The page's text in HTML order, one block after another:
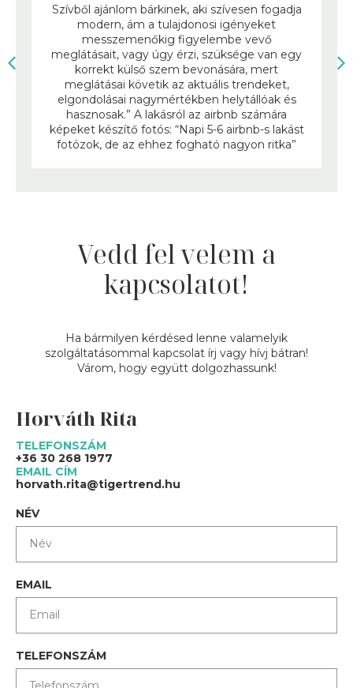
Szívből ajánlom bárkinek, aki szívesen fogadja
modern, ám a tulajdonosi igényeket
messzemenőkig figyelembe vevő
meglátásait, vagy úgy érzi, szüksége van egy
korrekt külső szem bevonására, mert
meglátásai követik az aktuális trendeket,
elgondolásai nagymértékben helytállóak és
hasznosak.” A lakásról az airbnb számára
képeket készítő fotós: “Napi 5-6 airbnb-s lakást
fotózok, de az ehhez fogható nagyon ritka”
Vedd fel velem a
kapcsolatot!
Ha bármilyen kérdésed lenne valamelyik
szolgáltatásommal kapcsolat írj vagy hívj bátran!
Várom, hogy együtt dolgozhassunk!
Horváth Rita
TELEFONSZÁM
+36 30 268 1977
EMAIL CÍM
horvath.rita@tigertrend.hu
NÉV
EMAIL
TELEFONSZÁM